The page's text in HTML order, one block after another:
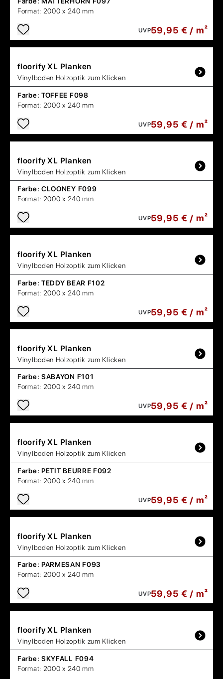
Format: 2000 x 240 mm
UVP59,95 € / m²
floorify XL Planken
Vinylboden Holzoptik zum Klicken
Farbe: TOFFEE F098
Format: 2000 x 240 mm
UVP59,95 € / m²
floorify XL Planken
Vinylboden Holzoptik zum Klicken
Farbe: CLOONEY F099
Format: 2000 x 240 mm
UVP59,95 € / m²
floorify XL Planken
Vinylboden Holzoptik zum Klicken
Farbe: TEDDY BEAR F102
Format: 2000 x 240 mm
UVP59,95 € / m²
floorify XL Planken
Vinylboden Holzoptik zum Klicken
Farbe: SABAYON F101
Format: 2000 x 240 mm
UVP59,95 € / m²
floorify XL Planken
Vinylboden Holzoptik zum Klicken
Farbe: PETIT BEURRE F092
Format: 2000 x 240 mm
UVP59,95 € / m²
floorify XL Planken
Vinylboden Holzoptik zum Klicken
Farbe: PARMESAN F093
Format: 2000 x 240 mm
UVP59,95 € / m²
floorify XL Planken
Vinylboden Holzoptik zum Klicken
Farbe: SKYFALL F094
Format: 2000 x 240 mm